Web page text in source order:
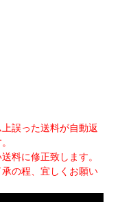
誤った送料が自動返
料に修正致します。
の程、宜しくお願い